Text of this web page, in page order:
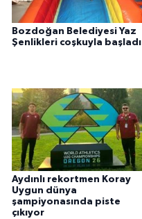
Bozdoğan Belediyesi Yaz
Şenlikleri coşkuyla başladı
Aydınlı rekortmen Koray
Uygun dünya
şampiyonasında piste
çıkıyor